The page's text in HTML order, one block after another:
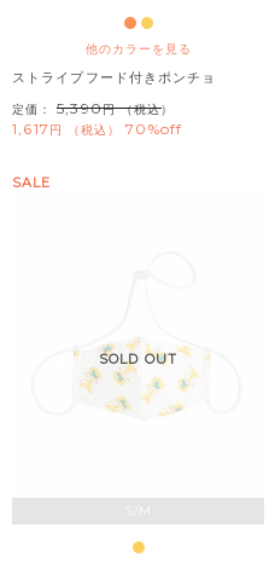
他のカラーを見る
ストライプフード付きポンチョ
定価： 5,390 （税込）
1,617 税込 70%off
S/M
SOLD OUT
SALE